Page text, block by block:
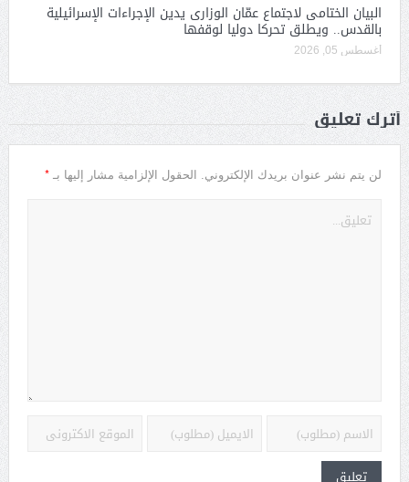
البيان الختامى لاجتماع عمّان الوزارى يدين الإجراءات الإسرائيلية
بالقدس.. ويطلق تحركا دوليا لوقفها
أغسطس 05, 2026
أترك تعليق
لن يتم نشر عنوان بريدك الإلكتروني. الحقول الإلزامية مشار إليها بـ *